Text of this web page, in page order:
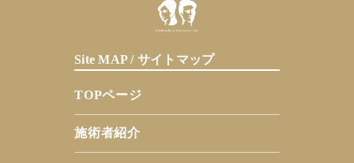
Site MAP / サイトマップ
TOPページ
施術者紹介